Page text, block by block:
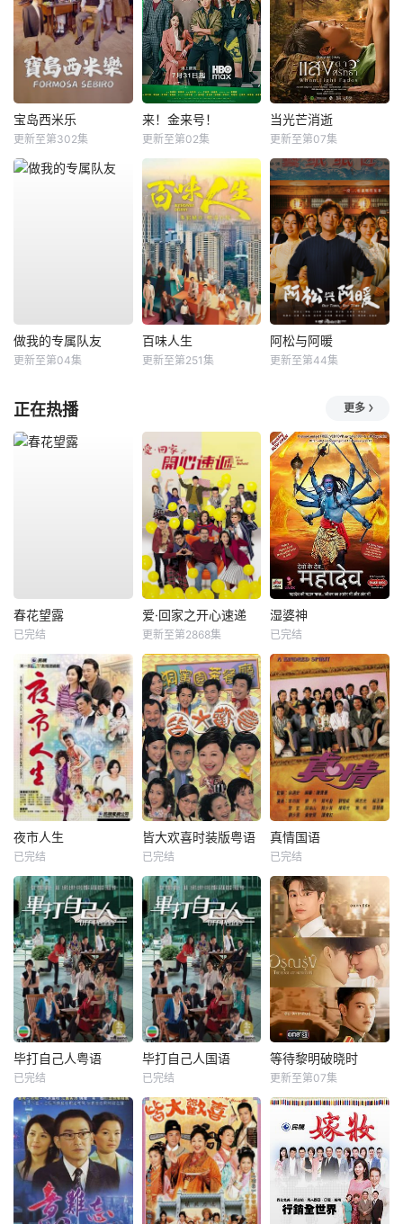
宝岛西米乐
更新至第302集
来！金来号！
更新至第02集
当光芒消逝
更新至第07集
做我的专属队友
更新至第04集
百味人生
更新至第251集
阿松与阿暖
更新至第44集
正在热播 更多
春花望露
已完结
爱·回家之开心速递
更新至第2868集
湿婆神
已完结
夜市人生
已完结
皆大欢喜时装版粤语
已完结
真情国语
已完结
毕打自己人粤语
已完结
毕打自己人国语
已完结
等待黎明破晓时
更新至第07集